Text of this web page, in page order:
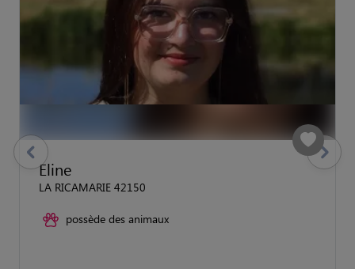
Eline
LA RICAMARIE 42150
possède des animaux
previous Suivant